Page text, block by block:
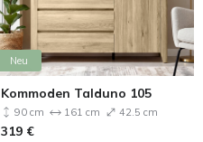
Neu
Kommoden Talduno 105
90 cm 161 cm 42.5 cm
319 €